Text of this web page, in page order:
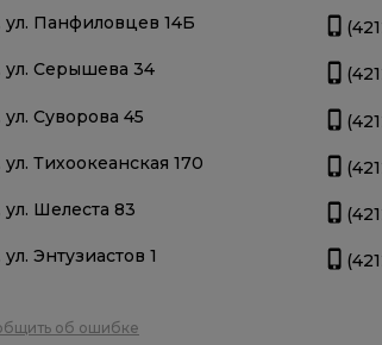
ул. Панфиловцев 14Б
ул. Серышева 34
ул. Суворова 45
ул. Тихоокеанская 170
ул. Шелеста 83
ул. Энтузиастов 1
об ошибке